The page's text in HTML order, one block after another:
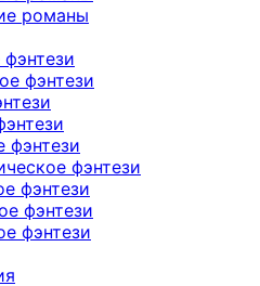
романы
фэнтези
фэнтези
фэнтези
фэнтези
фэнтези
фэнтези